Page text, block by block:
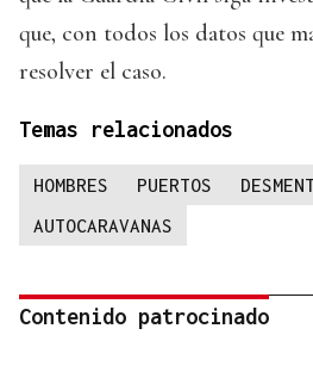
que, con todos los datos que
resolver el caso.
Temas relacionados
HOMBRES PUERTOS
AUTOCARAVANAS
Contenido patrocinado